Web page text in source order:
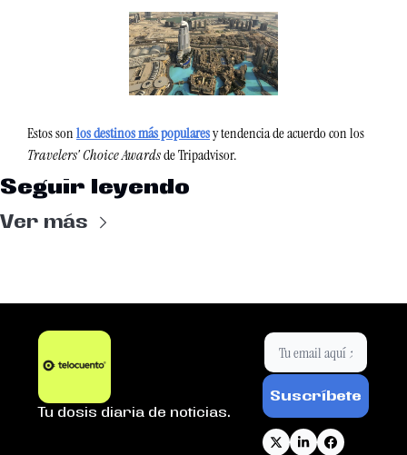
Estos son los destinos más popularesy tendencia de acuerdo con los
Travelers' Choice Awards de Tripadvisor.
Seguir leyendo
Ver más
Tu dosis diaria de noticias.
Suscríbete